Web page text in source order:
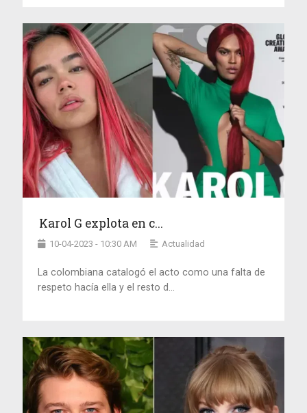
Karol G explota en c...
10-04-2023 - 10:30 AM Actualidad
La colombiana catalogó el acto como una falta de
respeto hacía ella y el resto d...